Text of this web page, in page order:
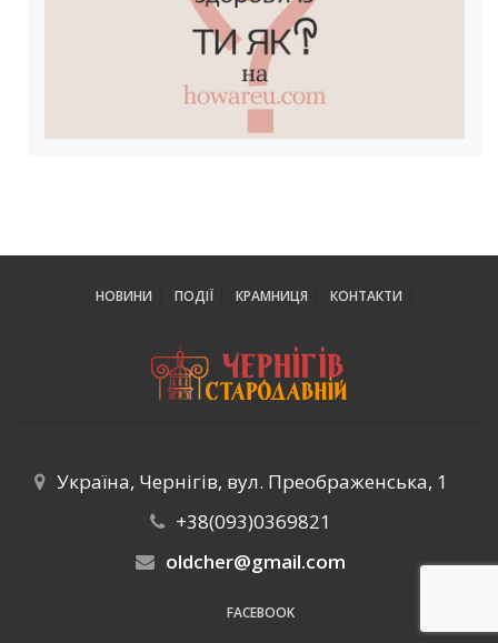
НОВИНИ ПОДІЇ КРАМНИЦЯ КОНТАКТИ
Україна, Чернігів, вул. Преображенська, 1
+38(093)0369821
oldcher@gmail.com
FACEBOOK